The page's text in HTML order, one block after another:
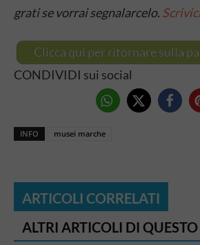
grati se vorrai segnalarcelo.
Clicca qui per ritornare sulla
CONDIVIDI sui social
INFO musei marche
ARTICOLI CORRELATI
ALTRI ARTICOLI DI